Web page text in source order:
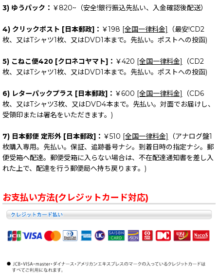
3) ゆうパック： ￥820~（安全!銀行振込先払い、入金確認後配送）
4) クリックポスト [日本郵政]： ￥198 [全国一律料金]
（最安!CD2
枚、又はTシャツ1枚、又はDVD1本まで。先払い。ポストへの投函)
5) こねこ便420 [クロネコヤマト]： ￥420 [全国一律料金]
（CD2
枚、又はTシャツ1枚、又はDVD1本まで。先払い。ポストへの投函)
6) レターパックプラス [日本郵政]： ￥600 [全国一律料金]
（CD6
枚、又はTシャツ3枚、又はDVD4本まで。先払い。対面でお届けし、
受領印または署名をいただきます。)
7) 日本郵便 定形外 [日本郵政]： ￥510 [全国一律料金]
（アナログ盤1
枚購入専用。先払い。保証、追跡番号ナシ。到着日時の指定ナシ。郵
便受箱へ配達。郵便受箱に入らない場合は、不在配達通知書を差し入
れた上で、配達を行う郵便局へ持ち戻ります。)
お支払い方法(クレジットカード対応)